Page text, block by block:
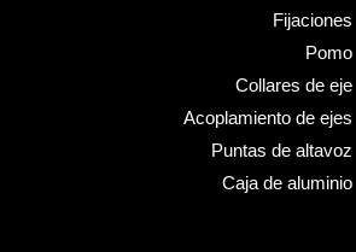
Fijaciones
Pomo
Collares de eje
Acoplamiento de ejes
Puntas de altavoz
Caja de aluminio